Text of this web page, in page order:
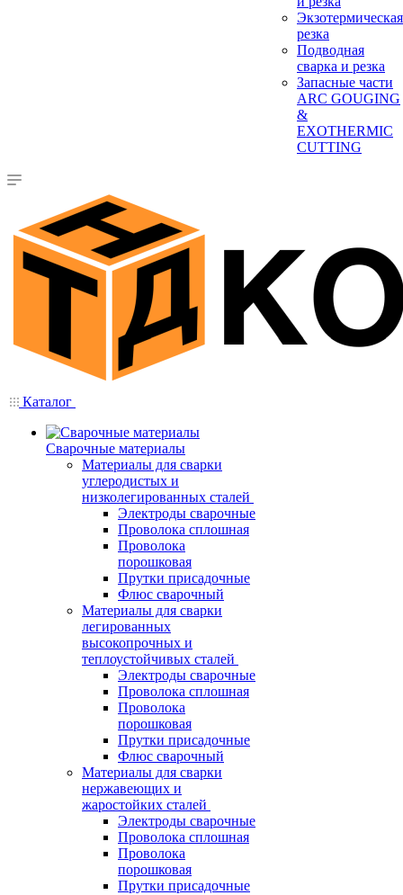
Экзотермическая
резка
Подводная
сварка и резка
Запасные части
ARC GOUGING
&
EXOTHERMIC
CUTTING
Каталог
Сварочные материалы
Материалы для сварки
углеродистых и
низколегированных сталей
Электроды сварочные
Проволока сплошная
Проволока
порошковая
Прутки присадочные
Флюс сварочный
Материалы для сварки
легированных
высокопрочных и
теплоустойчивых сталей
Электроды сварочные
Проволока сплошная
Проволока
порошковая
Прутки присадочные
Флюс сварочный
Материалы для сварки
нержавеющих и
жаростойких сталей
Электроды сварочные
Проволока сплошная
Проволока
порошковая
Прутки присадочные